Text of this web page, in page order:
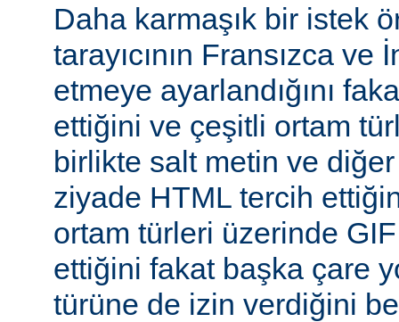
Daha karmaşık bir istek
tarayıcının Fransızca
etmeye ayarlandığını
ettiğini ve çeşitli ortam
birlikte salt metin ve
ziyade HTML tercih
ortam türleri üzerinde
ettiğini fakat başka çare
türüne de izin verdiğini